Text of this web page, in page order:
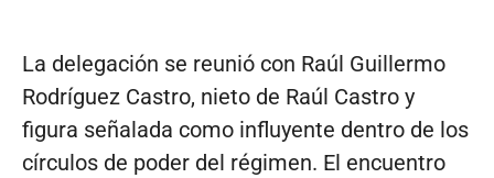
La delegación se reunió con Raúl Guillermo
Rodríguez Castro, nieto de Raúl Castro y
figura señalada como influyente dentro de los
círculos de poder del régimen. El encuentro